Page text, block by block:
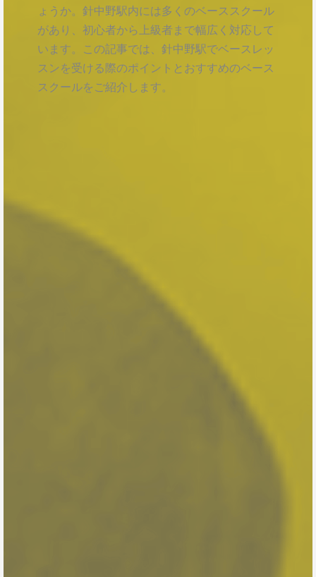
ょうか。針中野駅内には多くのベーススクール
があり、初心者から上級者まで幅広く対応して
います。この記事では、針中野駅でベースレッ
スンを受ける際のポイントとおすすめのベース
スクールをご紹介します。